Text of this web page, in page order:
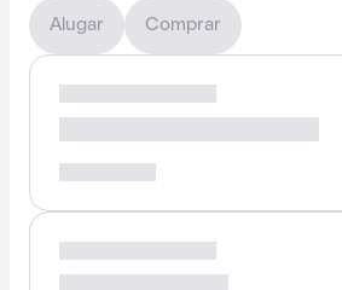
Alugar Comprar